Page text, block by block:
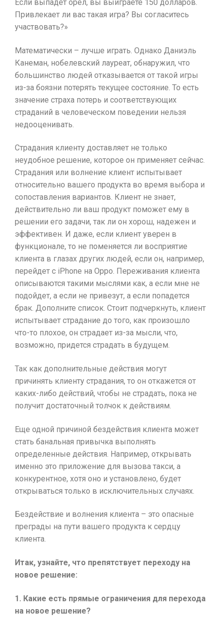
Если выпадет орел, вы выиграете 150 долларов.
Привлекает ли вас такая игра? Вы согласитесь
участвовать?»
Математически – лучше играть. Однако Даниэль
Канеман, нобелевский лауреат, обнаружил, что
большинство людей отказывается от такой игры
из-за боязни потерять текущее состояние. То есть
значение страха потерь и соответствующих
страданий в человеческом поведении нельзя
недооценивать.
Страдания клиенту доставляет не только
неудобное решение, которое он применяет сейчас.
Страдания или волнение клиент испытывает
относительно вашего продукта во время выбора и
сопоставления вариантов. Клиент не знает,
действительно ли ваш продукт поможет ему в
решении его задачи, так ли он хорош, надежен и
эффективен. И даже, если клиент уверен в
функционале, то не поменяется ли восприятие
клиента в глазах других людей, если он, например,
перейдет с iPhone на Oppo. Переживания клиента
описываются такими мыслями как, а если мне не
подойдет, а если не привезут, а если попадется
брак. Дополните список. Стоит подчеркнуть, клиент
испытывает страдание до того, как произошло
что-то плохое, он страдает из-за мысли, что,
возможно, придется страдать в будущем.
Так как дополнительные действия могут
причинять клиенту страдания, то он откажется от
каких-либо действий, чтобы не страдать, пока не
получит достаточный толчок к действиям.
Еще одной причиной бездействия клиента может
стать банальная привычка выполнять
определенные действия. Например, открывать
именно это приложение для вызова такси, а
конкурентное, хотя оно и установлено, будет
открываться только в исключительных случаях.
Бездействие и волнения клиента – это опасные
преграды на пути вашего продукта к сердцу
клиента.
Итак, узнайте, что препятствует переходу на
новое решение:
1. Какие есть прямые ограничения для перехода
на новое решение?